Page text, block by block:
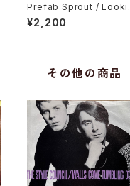
Prefab Sprout /
For Atlantis
¥2,200
その他の商品